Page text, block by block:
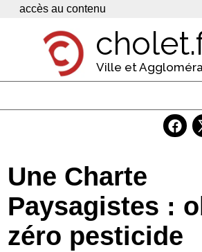
Panneau de gestion des cookies
accès au contenu
Ville et
Economie
Services
Contacts
Une Charte
Paysagistes :
zéro pesticide